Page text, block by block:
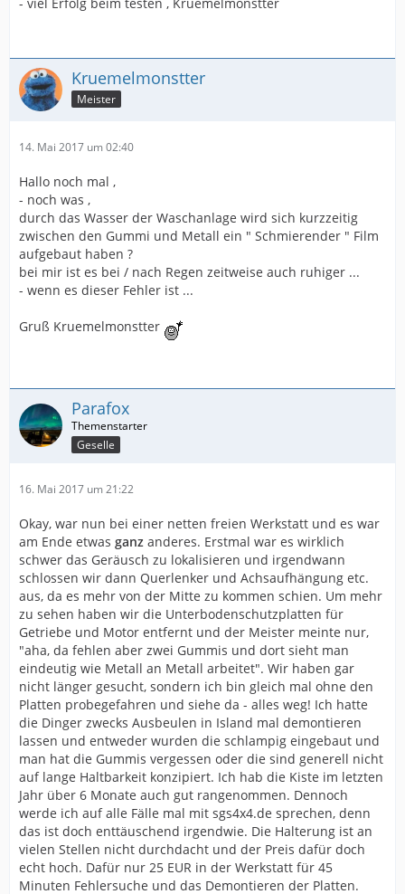
Kruemelmonstter
Meister
14. Mai 2017 um 02:40
Hallo noch mal ,
- noch was ,
durch das Wasser der Waschanlage wird sich kurzzeitig
zwischen den Gummi und Metall ein " Schmierender " Film
aufgebaut haben ?
bei mir ist es bei / nach Regen zeitweise auch ruhiger ...
- wenn es dieser Fehler ist ...
Gruß Kruemelmonstter
Parafox
Geselle
16. Mai 2017 um 21:22
Okay, war nun bei einer netten freien Werkstatt und es war
am Ende etwas ganz anderes. Erstmal war es wirklich
schwer das Geräusch zu lokalisieren und irgendwann
schlossen wir dann Querlenker und Achsaufhängung etc.
aus, da es mehr von der Mitte zu kommen schien. Um mehr
zu sehen haben wir die Unterbodenschutzplatten für
Getriebe und Motor entfernt und der Meister meinte nur,
"aha, da fehlen aber zwei Gummis und dort sieht man
eindeutig wie Metall an Metall arbeitet". Wir haben gar
nicht länger gesucht, sondern ich bin gleich mal ohne den
Platten probegefahren und siehe da - alles weg! Ich hatte
die Dinger zwecks Ausbeulen in Island mal demontieren
lassen und entweder wurden die schlampig eingebaut und
man hat die Gummis vergessen oder die sind generell nicht
auf lange Haltbarkeit konzipiert. Ich hab die Kiste im letzten
Jahr über 6 Monate auch gut rangenommen. Dennoch
werde ich auf alle Fälle mal mit sgs4x4.de sprechen, denn
das ist doch enttäuschend irgendwie. Die Halterung ist an
vielen Stellen nicht durchdacht und der Preis dafür doch
echt hoch. Dafür nur 25 EUR in der Werkstatt für 45
Minuten Fehlersuche und das Demontieren der Platten.